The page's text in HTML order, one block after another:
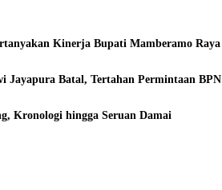
Kinerja Bupati Mamberamo Raya
Jayapura Batal, Tertahan Permintaan BPN
Kronologi hingga Seruan Damai